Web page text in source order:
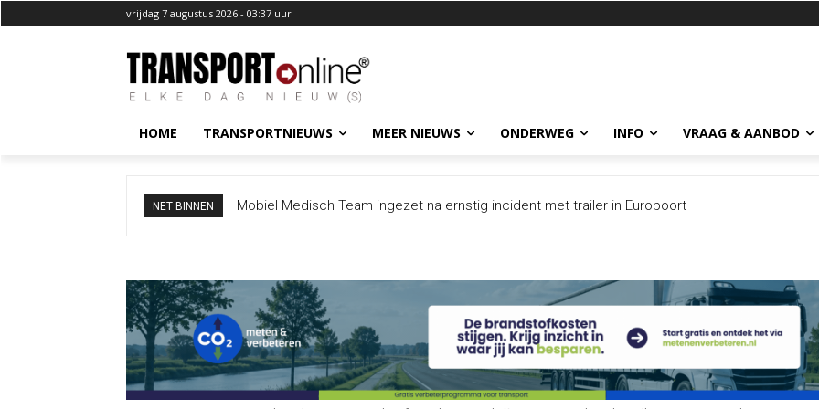
vrijdag 7 augustus 2026 - 03:37 uur
HOME TRANSPORTNIEUWS MEER NIEUWS ONDERWEG INFO VRAAG & AANBOD
NET BINNEN Mobiel Medisch Team ingezet na ernstig incident met trailer in Europoort
Bermbrand langs A12 zorgt voor afsluitingen bij knooppunt Prins Clausplein: A4 vanuit Utrecht